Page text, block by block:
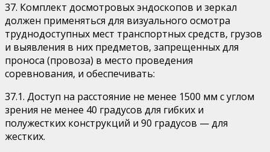
37. Комплект досмотровых эндоскопов и зеркал
должен применяться для визуального осмотра
труднодоступных мест транспортных средств, грузов
и выявления в них предметов, запрещенных для
проноса (провоза) в место проведения
соревнования, и обеспечивать:
37.1. Доступ на расстояние не менее 1500 мм с углом
зрения не менее 40 градусов для гибких и
полужестких конструкций и 90 градусов — для
жестких.